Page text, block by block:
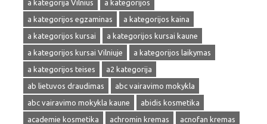
a kategorija Vilnius
a kategorijos
a kategorijos egzaminas
a kategorijos kaina
a kategorijos kursai
a kategorijos kursai kaune
a kategorijos kursai Vilniuje
a kategorijos laikymas
a kategorijos teises
a2 kategorija
ab lietuvos draudimas
abc vairavimo mokykla
abc vairavimo mokykla kaune
abidis kosmetika
academie kosmetika
achromin kremas
acnofan kremas